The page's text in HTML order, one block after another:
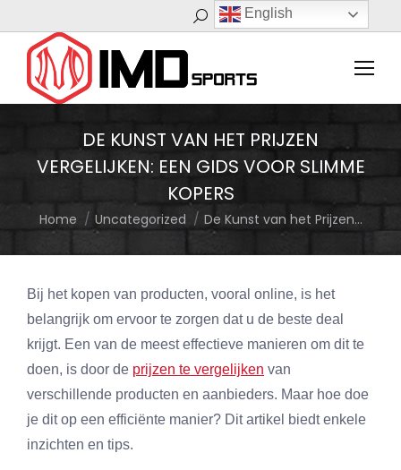
Search:
DE KUNST VAN HET PRIJZEN
VERGELIJKEN: EEN GIDS VOOR SLIMME
KOPERS
You are here:
Home Uncategorized De Kunst van het Prijzen…
Bij het kopen van producten, vooral online, is het
belangrijk om ervoor te zorgen dat u de beste deal
krijgt. Een van de meest effectieve manieren om dit te
doen, is door de prijzen te vergelijken van
verschillende producten en aanbieders. Maar hoe doe
je dit op een efficiënte manier? Dit artikel biedt enkele
inzichten en tips.
English